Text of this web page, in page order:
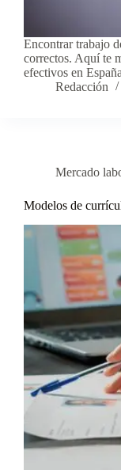
Encontrar trabajo
correctos. Aquí te
efectivos en
Redacción
Mercado
Modelos de